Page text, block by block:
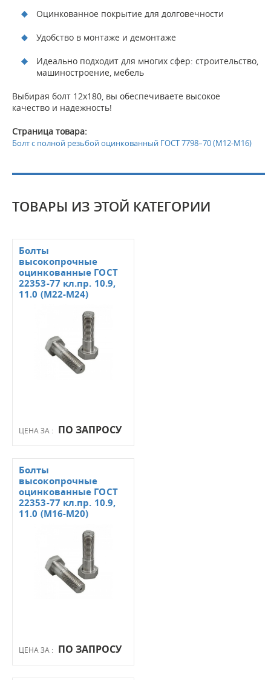
Оцинкованное покрытие для долговечности
Удобство в монтаже и демонтаже
Идеально подходит для многих сфер: строительство,
машиностроение, мебель
Выбирая болт 12х180, вы обеспечиваете высокое
качество и надежность!
Страница товара:
Болт с полной резьбой оцинкованный ГОСТ 7798–70 (М12-М16)
ТОВАРЫ ИЗ ЭТОЙ КАТЕГОРИИ
ЦЕНА ЗА : ПО ЗАПРОСУ
Болты
высокопрочные
оцинкованные ГОСТ
22353-77 кл.пр. 10.9,
11.0 (М22-М24)
ЦЕНА ЗА : ПО ЗАПРОСУ
Болты
высокопрочные
оцинкованные ГОСТ
22353-77 кл.пр. 10.9,
11.0 (М16-М20)